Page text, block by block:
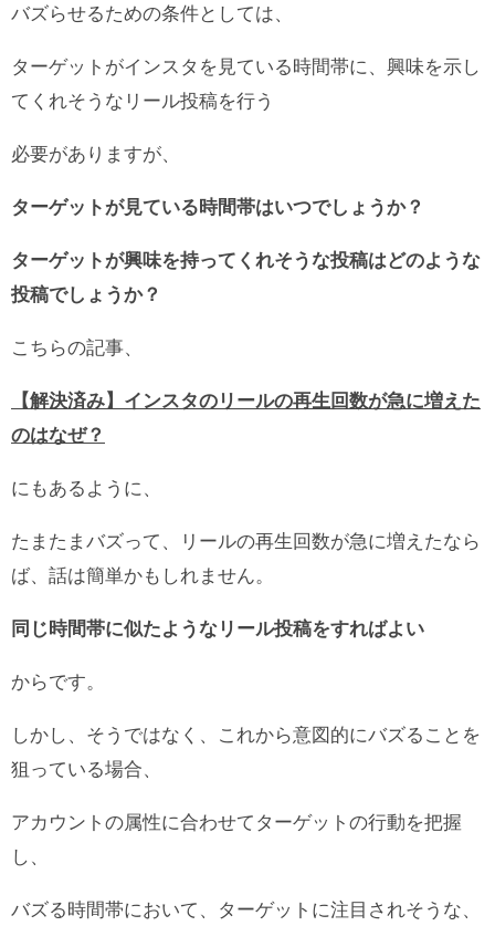
バズらせるための条件としては、
ターゲットがインスタを見ている時間帯に、興味を示し
てくれそうなリール投稿を行う
必要がありますが、
ターゲットが見ている時間帯はいつでしょうか？
ターゲットが興味を持ってくれそうな投稿はどのような
投稿でしょうか？
こちらの記事、
【解決済み】インスタのリールの再生回数が急に増えた
のはなぜ？
にもあるように、
たまたまバズって、リールの再生回数が急に増えたなら
ば、話は簡単かもしれません。
同じ時間帯に似たようなリール投稿をすればよい
からです。
しかし、そうではなく、これから意図的にバズることを
狙っている場合、
アカウントの属性に合わせてターゲットの行動を把握
し、
バズる時間帯において、ターゲットに注目されそうな、